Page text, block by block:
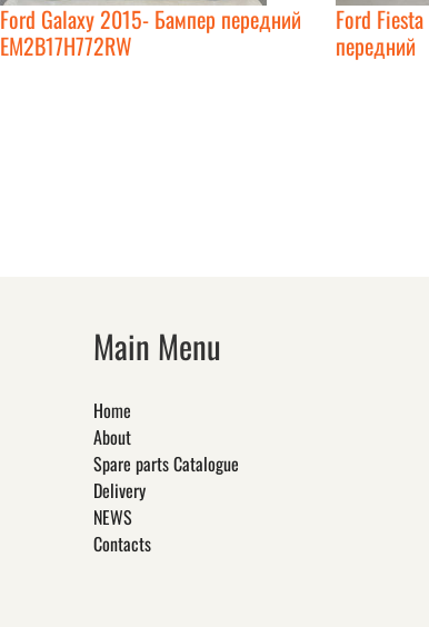
Ford Galaxy 2015- Бампер передний
EM2B17H772RW
Ford
передний
Main Menu
Home
About
Spare parts Catalogue
Delivery
NEWS
Contacts